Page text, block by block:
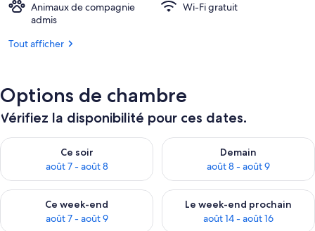
Façade de l’hébergement
Animaux de compagnie
admis
Wi-Fi gratuit
Tout afficher
Options de chambre
Vérifiez la disponibilité pour ces dates.
Ce soir
août 7 - août 8
Vérifier la disponibilité pour ce soir août 7 - août 8
Demain
août 8 - août 9
Vérifier la disponibilité pour
Ce week-end
août 7 - août 9
Vérifier la disponibilité pour ce week-end août 7 - août 9
Le week-end prochain
août 14 - août 16
Vérifier la disponibilité pour